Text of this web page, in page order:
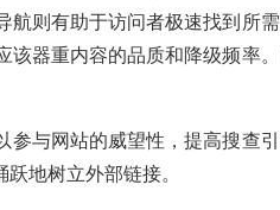
航则有助于访问者极速找到所
该器重内容的品质和降级频率
参与网站的威望性，提高搜查
地树立外部链接。